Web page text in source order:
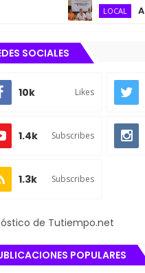
LOCAL
SOCIALES
10k Likes
1.4k Subscribes
1.3k Subscribes
de Tutiempo.net
POPULARES